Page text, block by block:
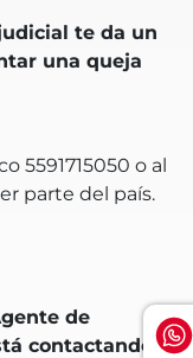
te da un
una queja
5591715050 o al
parte del país.
de
contactando